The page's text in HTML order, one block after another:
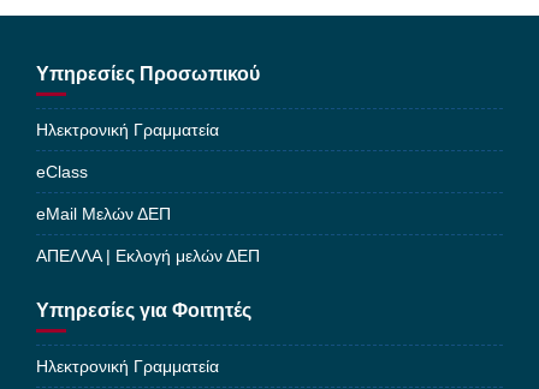
Υπηρεσίες Προσωπικού
Ηλεκτρονική Γραμματεία
eClass
eMail Μελών ΔΕΠ
ΑΠΕΛΛΑ | Εκλογή μελών ΔΕΠ
Υπηρεσίες για Φοιτητές
Ηλεκτρονική Γραμματεία